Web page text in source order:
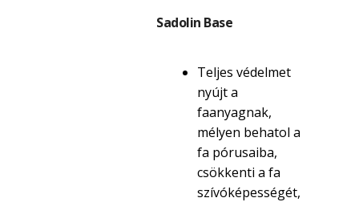
Sadolin Base
Teljes védelmet
nyújt a
faanyagnak,
mélyen behatol a
fa pórusaiba,
csökkenti a fa
szívóképességét,